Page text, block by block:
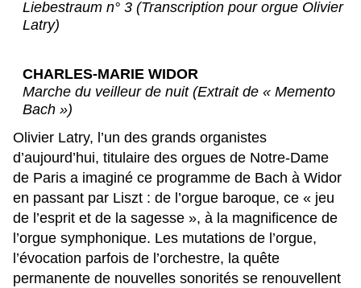
Liebestraum n° 3 (Transcription pour orgue Olivier
Latry)
CHARLES-MARIE WIDOR
Marche du veilleur de nuit (Extrait de « Memento
Bach »)
Olivier Latry, l’un des grands organistes
d’aujourd’hui, titulaire des orgues de Notre-Dame
de Paris a imaginé ce programme de Bach à Widor
en passant par Liszt : de l’orgue baroque, ce « jeu
de l’esprit et de la sagesse », à la magnificence de
l’orgue symphonique. Les mutations de l’orgue,
l’évocation parfois de l’orchestre, la quête
permanente de nouvelles sonorités se renouvellent